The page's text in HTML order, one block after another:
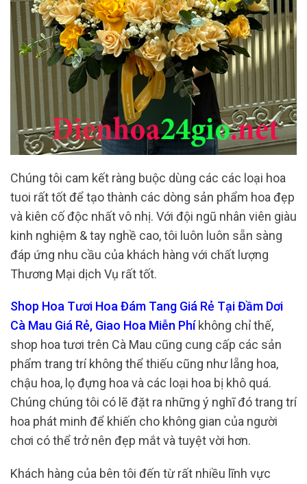
Chúng tôi cam kết ràng buộc dùng các các loại hoa
tuoi rất tốt để tạo thành các dòng sản phẩm hoa đẹp
và kiên cố độc nhất vô nhị. Với đội ngũ nhân viên giàu
kinh nghiệm & tay nghề cao, tôi luôn luôn sẵn sàng
đáp ứng nhu cầu của khách hàng với chất lượng
Thương Mại dịch Vụ rất tốt.
Shop Hoa Tươi Hoa Đám Tang Giá Rẻ Tại Đầm Dơi
Cà Mau Giá Rẻ, Giao Hoa Miễn Phíkhông chỉ thế,
shop hoa tươi trên Cà Mau cũng cung cấp các sản
phẩm trang trí không thể thiếu cũng như lẵng hoa,
chậu hoa, lọ đựng hoa và các loại hoa bị khô quá.
Chúng chúng tôi có lẽ đặt ra những ý nghĩ đó trang trí
hoa phát minh để khiến cho không gian của người
chơi có thể trở nên đẹp mắt và tuyệt vời hơn.
Khách hàng của bên tôi đến từ rất nhiều lĩnh vực